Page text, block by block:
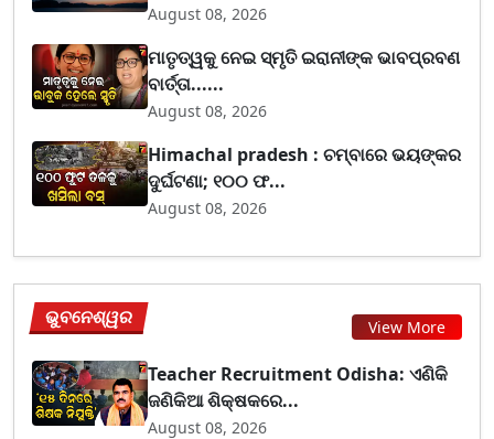
August 08, 2026
ମାତୃତ୍ୱକୁ ନେଇ ସ୍ମୃତି ଇରାନୀଙ୍କ ଭାବପ୍ରବଣ
ବାର୍ତ୍ତା......
August 08, 2026
Himachal pradesh : ଚମ୍ବାରେ ଭୟଙ୍କର
ଦୁର୍ଘଟଣା; ୧୦୦ ଫ...
August 08, 2026
ଭୁବନେଶ୍ୱର View More
Teacher Recruitment Odisha: ଏଣିକି
ଜଣିକିଆ ଶିକ୍ଷକରେ...
August 08, 2026